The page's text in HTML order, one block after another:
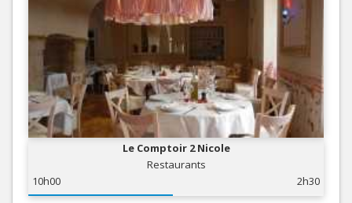
Le Comptoir 2 Nicole
Restaurants
10h00
2h30